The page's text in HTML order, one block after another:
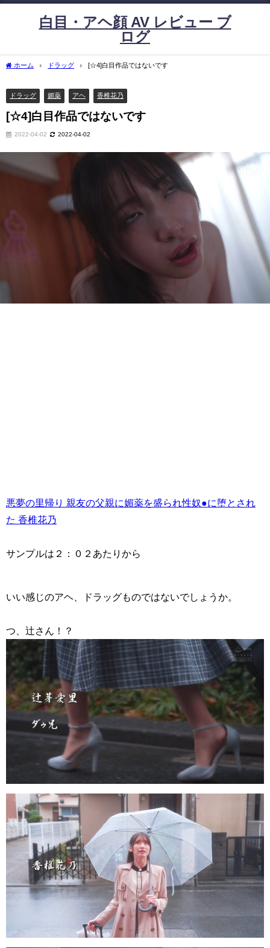
白目・アヘ顔 AV レビュー ブ
ログ
ホーム ドラッグ [☆4]白目作品ではないです
ドラッグ 媚薬 アヘ 香椎花乃
[☆4]白目作品ではないです
2022-04-02 2022-04-02
悪夢の里帰り 親友の父親に媚薬を盛られ性奴●に堕とされ
た 香椎花乃
サンプルは２：０２あたりから
いい感じのアヘ、ドラッグものではないでしょうか。
つ、辻さん！？